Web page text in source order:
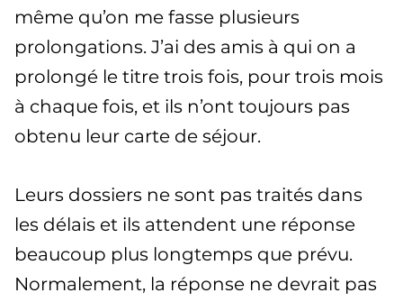
même qu’on me fasse plusieurs
prolongations. J’ai des amis à qui on a
prolongé le titre trois fois, pour trois mois
à chaque fois, et ils n’ont toujours pas
obtenu leur carte de séjour.
Leurs dossiers ne sont pas traités dans
les délais et ils attendent une réponse
beaucoup plus longtemps que prévu.
Normalement, la réponse ne devrait pas